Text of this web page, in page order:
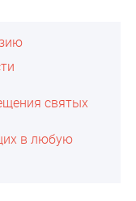
святых
в любую